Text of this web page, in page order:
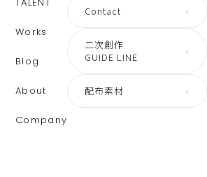
Works
Blog
About
Company
Contact ›
二次創作
GUIDE LINE
›
配布素材 ›